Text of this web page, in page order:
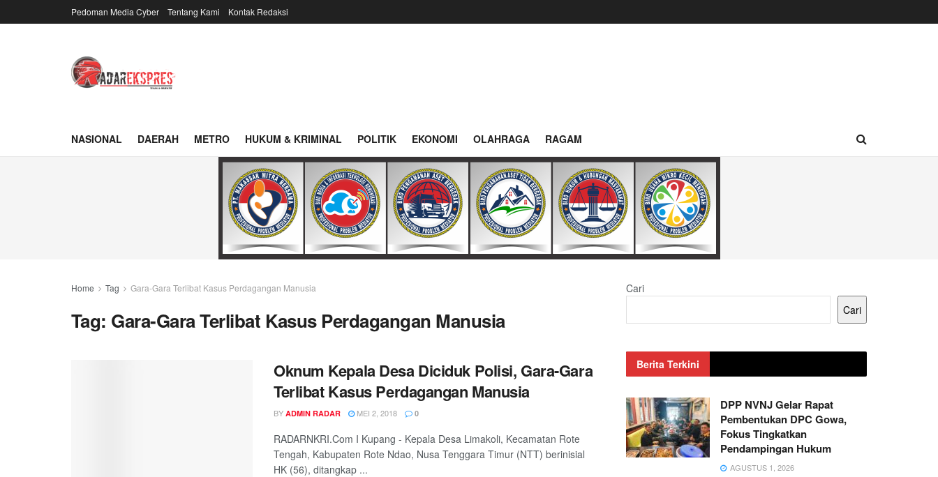
Pedoman Media Cyber Tentang Kami Kontak Redaksi
NASIONAL DAERAH METRO HUKUM & KRIMINAL POLITIK EKONOMI OLAHRAGA RAGAM
Home Tag Gara-Gara Terlibat Kasus Perdagangan Manusia
Tag: Gara-Gara Terlibat Kasus Perdagangan Manusia
Oknum Kepala Desa Diciduk Polisi, Gara-Gara
Terlibat Kasus Perdagangan Manusia
BY ADMIN RADAR MEI 2, 2018 0
RADARNKRI.Com I Kupang - Kepala Desa Limakoli, Kecamatan Rote
Tengah, Kabupaten Rote Ndao, Nusa Tenggara Timur (NTT) berinisial
HK (56), ditangkap ...
Cari
Cari
Berita Terkini
DPP NVNJ Gelar Rapat
Pembentukan DPC Gowa,
Fokus Tingkatkan
Pendampingan Hukum
AGUSTUS 1, 2026